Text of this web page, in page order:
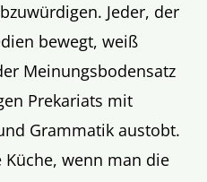
Jeder, der
bewegt, weiß
Meinungsbodensatz
Prekariats mit
Grammatik austobt.
wenn man die